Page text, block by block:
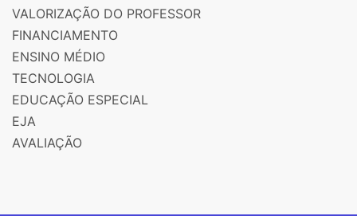
VALORIZAÇÃO DO PROFESSOR
FINANCIAMENTO
ENSINO MÉDIO
TECNOLOGIA
EDUCAÇÃO ESPECIAL
EJA
AVALIAÇÃO